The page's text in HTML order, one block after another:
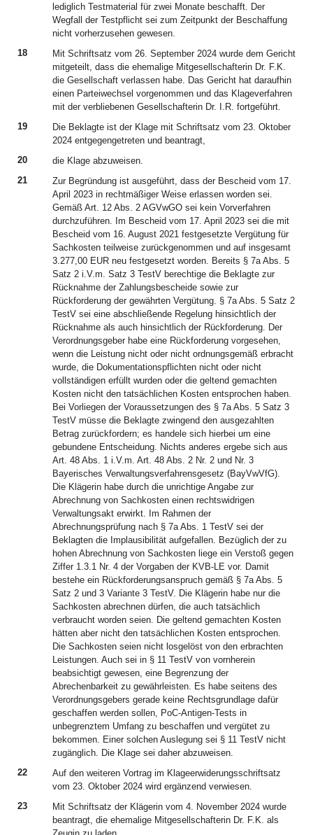
lediglich Testmaterial für zwei Monate beschafft. Der
Wegfall der Testpflicht sei zum Zeitpunkt der Beschaffung
nicht vorherzusehen gewesen.
18
Mit Schriftsatz vom 26. September 2024 wurde dem Gericht
mitgeteilt, dass die ehemalige Mitgesellschafterin Dr. F.K.
die Gesellschaft verlassen habe. Das Gericht hat daraufhin
einen Parteiwechsel vorgenommen und das Klageverfahren
mit der verbliebenen Gesellschafterin Dr. I.R. fortgeführt.
19
Die Beklagte ist der Klage mit Schriftsatz vom 23. Oktober
2024 entgegengetreten und beantragt,
20
die Klage abzuweisen.
21
Zur Begründung ist ausgeführt, dass der Bescheid vom 17.
April 2023 in rechtmäßiger Weise erlassen worden sei.
Gemäß Art. 12 Abs. 2 AGVwGO sei kein Vorverfahren
durchzuführen. Im Bescheid vom 17. April 2023 sei die mit
Bescheid vom 16. August 2021 festgesetzte Vergütung für
Sachkosten teilweise zurückgenommen und auf insgesamt
3.277,00 EUR neu festgesetzt worden. Bereits § 7a Abs. 5
Satz 2 i.V.m. Satz 3 TestV berechtige die Beklagte zur
Rücknahme der Zahlungsbescheide sowie zur
Rückforderung der gewährten Vergütung. § 7a Abs. 5 Satz 2
TestV sei eine abschließende Regelung hinsichtlich der
Rücknahme als auch hinsichtlich der Rückforderung. Der
Verordnungsgeber habe eine Rückforderung vorgesehen,
wenn die Leistung nicht oder nicht ordnungsgemäß erbracht
wurde, die Dokumentationspflichten nicht oder nicht
vollständigen erfüllt wurden oder die geltend gemachten
Kosten nicht den tatsächlichen Kosten entsprochen haben.
Bei Vorliegen der Voraussetzungen des § 7a Abs. 5 Satz 3
TestV müsse die Beklagte zwingend den ausgezahlten
Betrag zurückfordern; es handele sich hierbei um eine
gebundene Entscheidung. Nichts anderes ergebe sich aus
Art. 48 Abs. 1 i.V.m. Art. 48 Abs. 2 Nr. 2 und Nr. 3
Bayerisches Verwaltungsverfahrensgesetz (BayVwVfG).
Die Klägerin habe durch die unrichtige Angabe zur
Abrechnung von Sachkosten einen rechtswidrigen
Verwaltungsakt erwirkt. Im Rahmen der
Abrechnungsprüfung nach § 7a Abs. 1 TestV sei der
Beklagten die Implausibilität aufgefallen. Bezüglich der zu
hohen Abrechnung von Sachkosten liege ein Verstoß gegen
Ziffer 1.3.1 Nr. 4 der Vorgaben der KVB-LE vor. Damit
bestehe ein Rückforderungsanspruch gemäß § 7a Abs. 5
Satz 2 und 3 Variante 3 TestV. Die Klägerin habe nur die
Sachkosten abrechnen dürfen, die auch tatsächlich
verbraucht worden seien. Die geltend gemachten Kosten
hätten aber nicht den tatsächlichen Kosten entsprochen.
Die Sachkosten seien nicht losgelöst von den erbrachten
Leistungen. Auch sei in § 11 TestV von vornherein
beabsichtigt gewesen, eine Begrenzung der
Abrechenbarkeit zu gewährleisten. Es habe seitens des
Verordnungsgebers gerade keine Rechtsgrundlage dafür
geschaffen werden sollen, PoC-Antigen-Tests in
unbegrenztem Umfang zu beschaffen und vergütet zu
bekommen. Einer solchen Auslegung sei § 11 TestV nicht
zugänglich. Die Klage sei daher abzuweisen.
22
Auf den weiteren Vortrag im Klageerwiderungsschriftsatz
vom 23. Oktober 2024 wird ergänzend verwiesen.
23
Mit Schriftsatz der Klägerin vom 4. November 2024 wurde
beantragt, die ehemalige Mitgesellschafterin Dr. F.K. als